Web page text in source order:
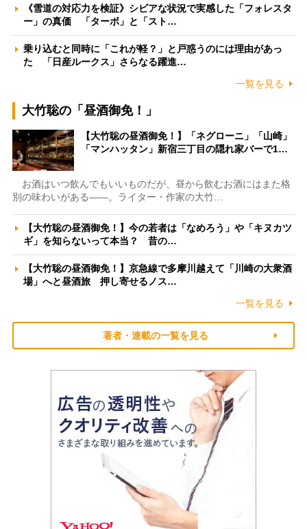
《雪道の対応力を検証》シビアな状況で実感した「フォレスタ
ー」の真価 「ターボ」と「スト…
乗り込むと同時に「これが軽？」と戸惑うのには理由があっ
た 「日産ルークス」さらなる躍進…
一覧を見る
大竹聡の「昼酒御免！」
【大竹聡の昼酒御免！】「ネグローニ」「山崎」
「マンハッタン」新宿三丁目の隠れ家バーで1…
お酒はいつ飲んでもいいものだが、昼から飲むお酒にはまた格
別の味わいがある――。ライター・作家の大竹…
【大竹聡の昼酒御免！】今の若者は「なめろう」や「キヌカツ
ギ」を知らないって本当？ 昔の…
【大竹聡の昼酒御免！】京急線で多摩川越えて「川崎の大衆酒
場」へと昼酒旅 押し寄せるノス…
一覧を見る
著者・連載の一覧を見る